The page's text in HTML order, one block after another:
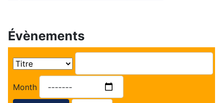
Évènements
Month